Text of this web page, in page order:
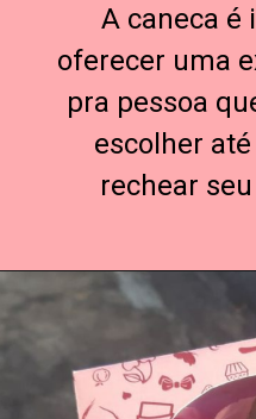
A caneca é
oferecer uma
pra pessoa
escolher
rechear